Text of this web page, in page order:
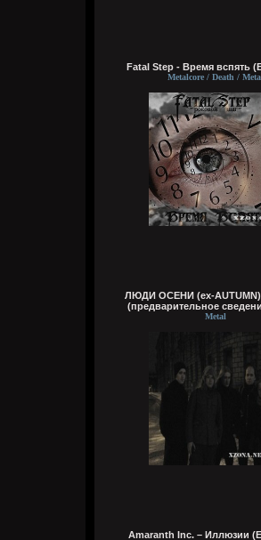
Wirtuozik
Вчера в 16:15:56
А вы знали что Кадышевой 67
Кукуня
Вчера в 16:15:29
Wirtuozik
Вчера в 16:15:10
А я вовсе не колдунья,
Пожалей меня, родня,
Fatal Step - Время вспять
Metalcore / Death /
ЛЮДИ ОСЕНИ (ex-AUTUMN)
(предварительное
Metal
Amaranth Inc. – Иллюзии